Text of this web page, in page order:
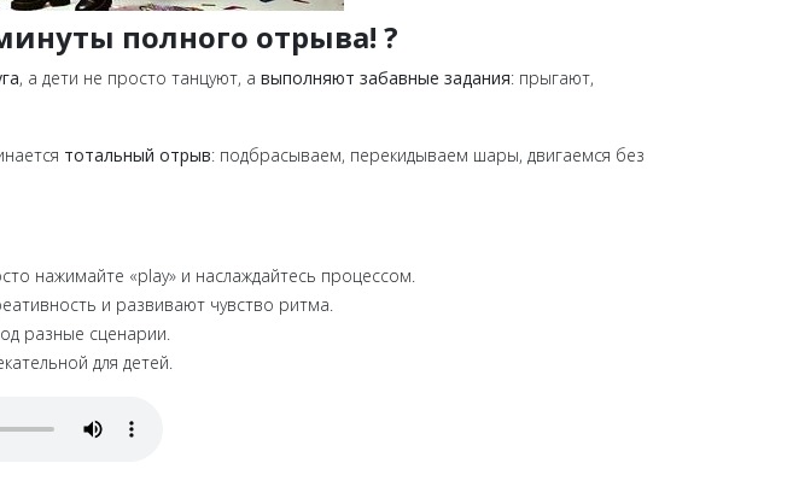
минуты полного отрыва! ?
, а дети не просто танцуют, а выполняют забавные задания: прыгают,
тотальный отрыв: подбрасываем, перекидываем шары, двигаемся без
нажимайте «play» и наслаждайтесь процессом.
и развивают чувство ритма.
разные сценарии.
для детей.